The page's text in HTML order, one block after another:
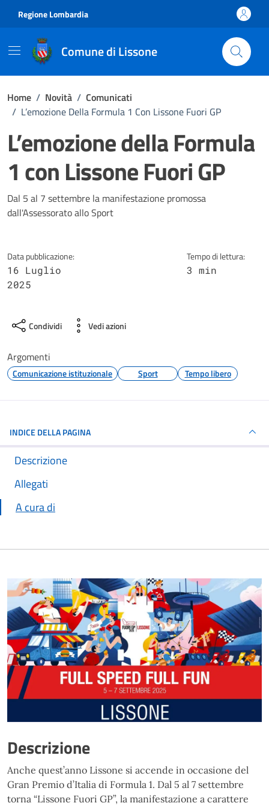
Regione Lombardia
Comune di Lissone
Home / Novità / Comunicati
/ L’emozione Della Formula 1 Con Lissone Fuori GP
L’emozione della Formula
1 con Lissone Fuori GP
Dettagli della notizia
Dal 5 al 7 settembre la manifestazione promossa
dall'Assessorato allo Sport
Data pubblicazione:
16 Luglio
2025
Tempo di lettura:
3 min
Condividi Vedi azioni
Argomenti
Comunicazione istituzionale Sport Tempo libero
INDICE DELLA PAGINA
Descrizione
Allegati
A cura di
Descrizione
Anche quest’anno Lissone si accende in occasione del
Gran Premio d’Italia di Formula 1. Dal 5 al 7 settembre
torna “Lissone Fuori GP”, la manifestazione a carattere